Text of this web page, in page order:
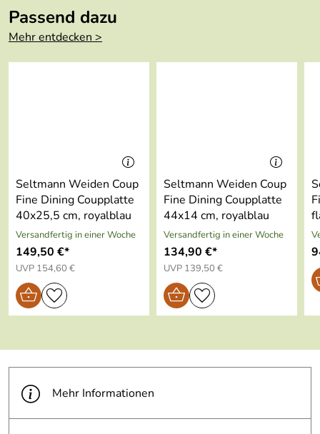
service@seltmann.com
Farbe:
Spülmaschinenf
est:
ja
Ofenfest:
ja
Kühlschrankfes
t:
Gefriertruhenfe
ja
Made in:
Germany
hohe Kantenschlagfestigkeit
Passend dazu
Mehr entdecken >
Seltmann Weiden Coup
Fine Dining Coupplatte
40x25,5 cm, royalblau
Versandfertig in einer Woche
149,50 €*
UVP 154,60 €
Seltmann Weiden Coup
Fine Dining Coupplatte
44x14 cm, royalblau
Versandfertig in einer Woche
134,90 €*
UVP 139,50 €
Mehr Informationen